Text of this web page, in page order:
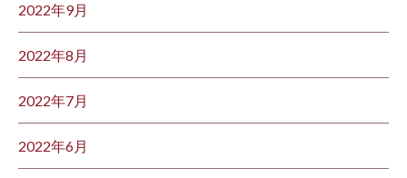
2022年9月
2022年8月
2022年7月
2022年6月